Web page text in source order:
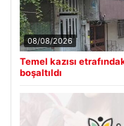
08/08/2026
Temel kazısı
boşaltıldı